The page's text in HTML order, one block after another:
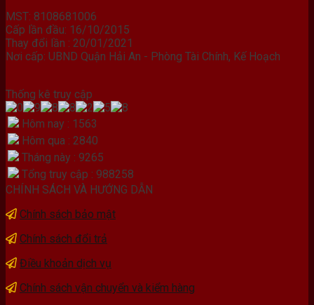
MST: 8108681006
Cấp lần đầu: 16/10/2015
Thay đổi lần : 20/01/2021
Nơi cấp: UBND Quận Hải An - Phòng Tài Chính, Kế Hoạch
Thống kê truy cập
Hôm nay : 1563
Hôm qua : 2840
Tháng này : 9265
Tổng truy cập : 988258
CHÍNH SÁCH VÀ HƯỚNG DẪN
Chính sách bảo mật
Chính sách đổi trả
Điều khoản dịch vụ
Chính sách vận chuyển và kiểm hàng